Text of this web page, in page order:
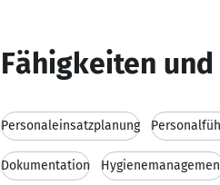
Fähigkeiten
Personaleinsatzplanung
Dokumentation